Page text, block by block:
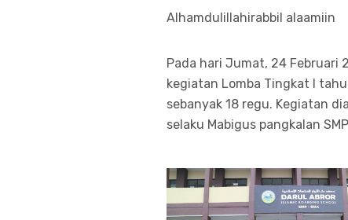
Alhamdulillahirabbil alaamiin
Pada hari Jumat, 24 Februari
kegiatan Lomba Tingkat I
sebanyak 18 regu. Kegiatan
selaku Mabigus pangkalan